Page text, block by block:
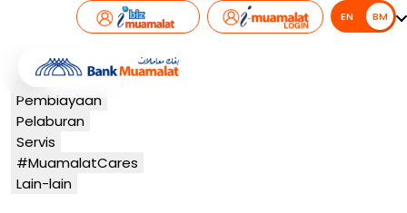
EN BM
BM
Perbankan
Kad
Pembiayaan
Pelaburan
Servis
#MuamalatCares
Lain-lain